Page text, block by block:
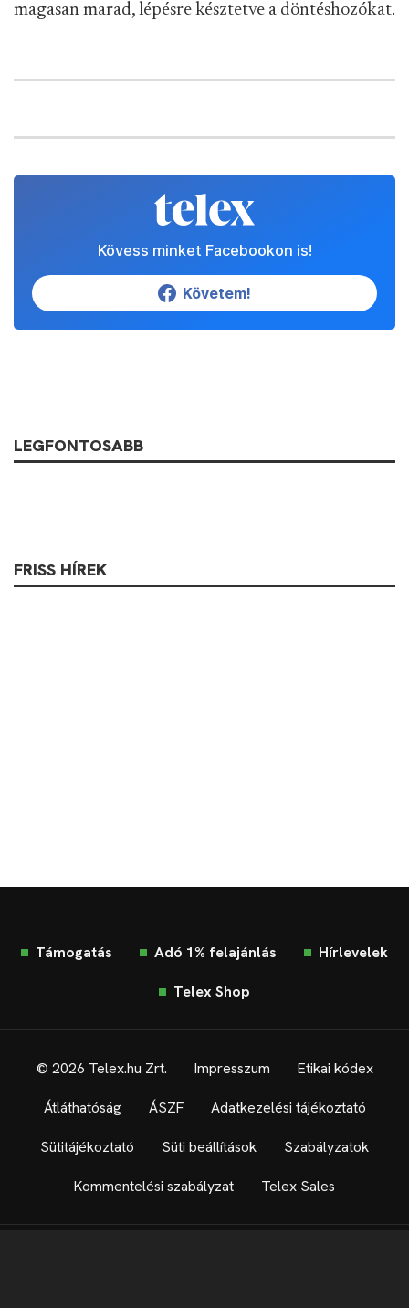
magasan marad, lépésre késztetve a döntéshozókat.
Kövess minket Facebookon is!
Követem!
LEGFONTOSABB
FRISS HÍREK
Támogatás Adó 1% felajánlás Hírlevelek
Telex Shop
© 2026 Telex.hu Zrt. Impresszum Etikai kódex
Átláthatóság ÁSZF Adatkezelési tájékoztató
Sütitájékoztató Süti beállítások Szabályzatok
Kommentelési szabályzat Telex Sales